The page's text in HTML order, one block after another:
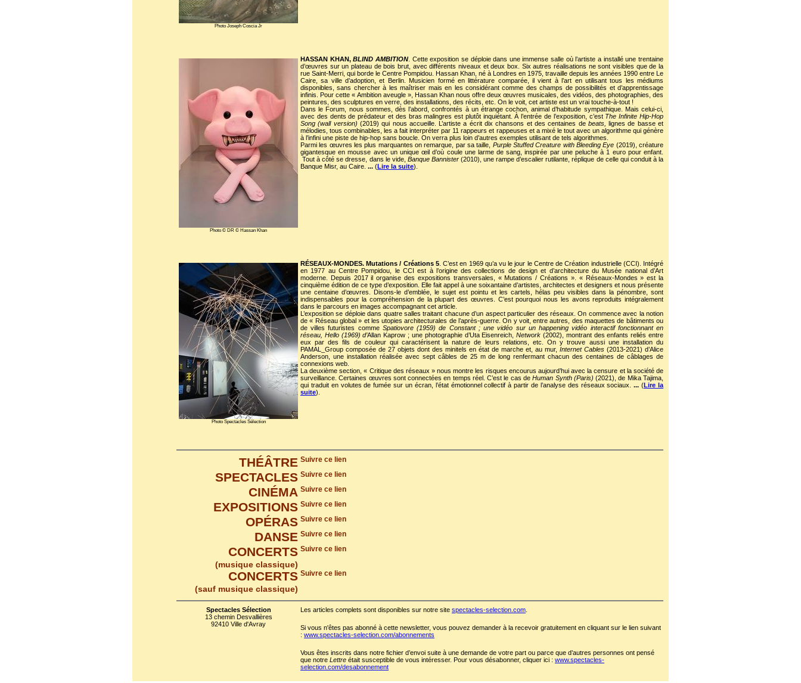
Photo Joseph Coscia Jr
Photo © DR © Hassan Khan
HASSAN KHAN,BLIND AMBITION. Cette exposition se déploie dans une immense salle où l’artiste a installé une trentaine
d’œuvres sur un plateau de bois brut, avec différents niveaux et deux box. Six autres réalisations ne sont visibles que de la
rue Saint-Merri, qui borde le Centre Pompidou. Hassan Khan, né à Londres en 1975, travaille depuis les années 1990 entre Le
Caire, sa ville d’adoption, et Berlin. Musicien formé en littérature comparée, il vient à l’art en utilisant tous les médiums
disponibles, sans chercher à les maîtriser mais en les considérant comme des champs de possibilités et d’apprentissage
infinis. Pour cette « Ambition aveugle », Hassan Khan nous offre deux œuvres musicales, des vidéos, des photographies, des
peintures, des sculptures en verre, des installations, des récits, etc. On le voit, cet artiste est un vrai touche-à-tout !
Dans le Forum, nous sommes, dès l’abord, confrontés à un étrange cochon, animal d’habitude sympathique. Mais celui-ci,
avec des dents de prédateur et des bras malingres est plutôt inquiétant. À l’entrée de l’exposition, c’est The Infinite Hip-Hop
Song (wall version) (2019) qui nous accueille. L’artiste a écrit dix chansons et des centaines de beats, lignes de basse et
mélodies, tous combinables, les a fait interpréter par 11 rappeurs et rappeuses et a mixé le tout avec un algorithme qui génère
à l’infini une piste de hip-hop sans boucle. On verra plus loin d’autres exemples utilisant de tels algorithmes.
Parmi les œuvres les plus marquantes on remarque, par sa taille, Purple Stuffed Creature with Bleeding Eye (2019), créature
gigantesque en mousse avec un unique œil d’où coule une larme de sang, inspirée par une peluche à 1 euro pour enfant.
Tout à côté se dresse, dans le vide, Banque Bannister(2010), une rampe d’escalier rutilante, réplique de celle qui conduit à la
Banque Misr, au Caire. ... (Lire la suite).
Photo Spectacles Sélection
RÉSEAUX-MONDES. Mutations / Créations 5. C’est en 1969 qu’a vu le jour le Centre de Création industrielle (CCI). Intégré
en 1977 au Centre Pompidou, le CCI est à l’origine des collections de design et d’architecture du Musée national d’Art
moderne. Depuis 2017 il organise des expositions transversales, « Mutations / Créations ». « Réseaux-Mondes » est la
cinquième édition de ce type d’exposition. Elle fait appel à une soixantaine d’artistes, architectes et designers et nous présente
une centaine d’œuvres. Disons-le d’emblée, le sujet est pointu et les cartels, hélas peu visibles dans la pénombre, sont
indispensables pour la compréhension de la plupart des œuvres. C’est pourquoi nous les avons reproduits intégralement
dans le parcours en images accompagnant cet article.
L’exposition se déploie dans quatre salles traitant chacune d’un aspect particulier des réseaux. On commence avec la notion
de « Réseau global » et les utopies architecturales de l’après-guerre. On y voit, entre autres, des maquettes de bâtiments ou
de villes futuristes comme Spatiovore(1959) de Constant ; une vidéo sur un happening vidéo interactif fonctionnant en
réseau, Hello(1969) d’Allan Kaprow ; une photographie d’Uta Eisenreich,Network (2002), montrant des enfants reliés entre
eux par des fils de couleur qui caractérisent la nature de leurs relations, etc. On y trouve aussi une installation du
PAMAL_Group composée de 27 objets dont des minitels en état de marche et, au mur, Internet Cables (2013-2021) d’Alice
Anderson, une installation réalisée avec sept câbles de 25 m de long renfermant chacun des centaines de câblages de
connexions web.
La deuxième section, « Critique des réseaux » nous montre les risques encourus aujourd’hui avec la censure et la société de
surveillance. Certaines œuvres sont connectées en temps réel. C’est le cas deHuman Synth (Paris) (2021), de Mika Tajima,
qui traduit en volutes de fumée sur un écran, l’état émotionnel collectif à partir de l’analyse des réseaux sociaux.
...(Lire la
suite).
THÉÂTRE Suivre ce lien
SPECTACLES Suivre ce lien
CINÉMA Suivre ce lien
EXPOSITIONS Suivre ce lien
OPÉRAS Suivre ce lien
DANSE Suivre ce lien
CONCERTS
(musique classique)
Suivre ce lien
CONCERTS
(sauf musique classique)
Suivre ce lien
Spectacles Sélection
13 chemin Desvallières
92410 Ville d'Avray
Les articles complets sont disponibles sur notre site spectacles-selection.com
Si vous n'êtes pas abonné à cette newsletter, vous pouvez demander à la recevoir gratuitement en cliquant sur le lien suivant
: www.spectacles-selection.com/abonnements
Vous êtes inscrits dans notre fichier d’envoi suite à une demande de votre part ou parce que d’autres personnes ont pensé
que notre Lettre était susceptible de vous intéresser. Pour vous désabonner, cliquer ici : www.spectacles-
selection.com/desabonnement